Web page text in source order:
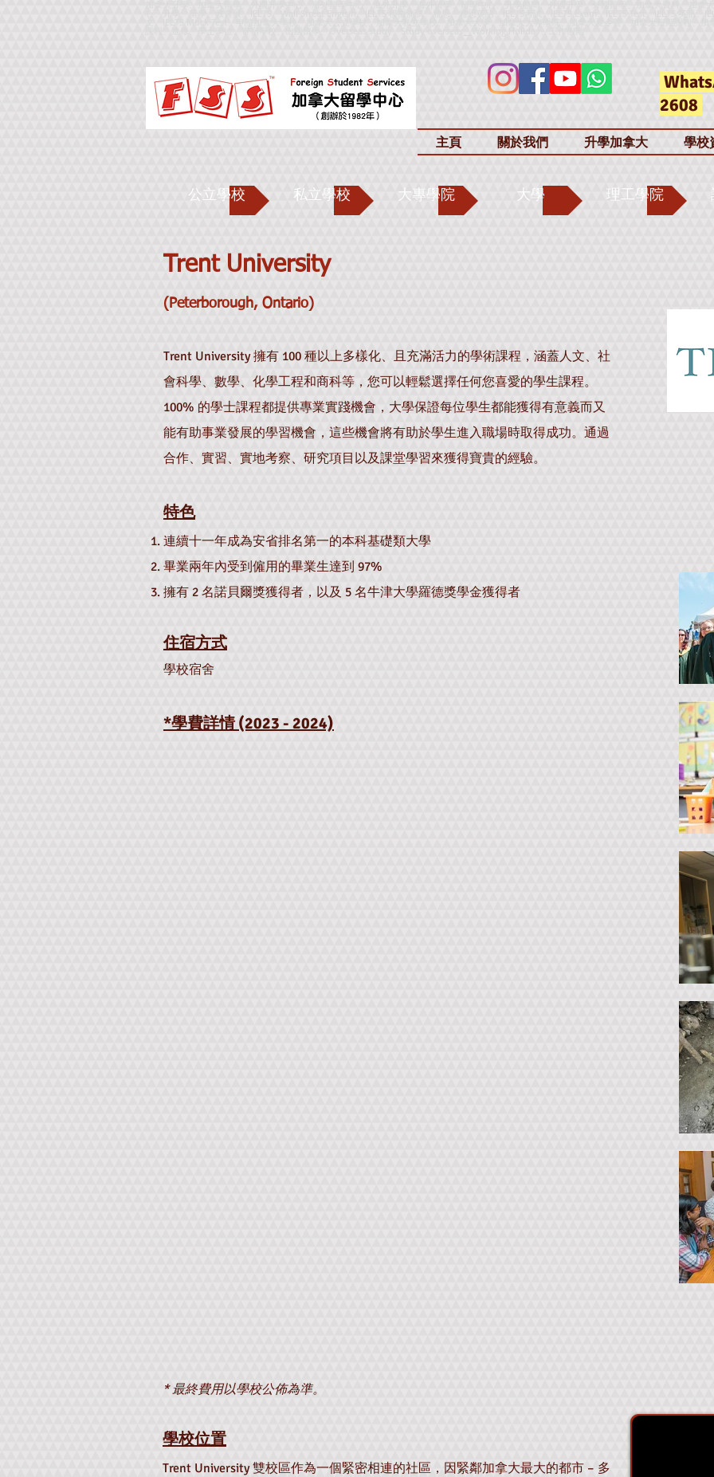
2608
主頁 關於我們 升學加拿大 學校
公立學校 私立學校 大專學院 大學 理工學院
Trent University
(Peterborough,Ontario)
Trent University 擁有 100 種以上多樣化、且充滿活力的學術課程，涵蓋​​​​​​人文、社
會科學、數學、化學工程和商科等，您可以輕鬆選擇任何您喜愛的學生課程。
100% 的學士課程都提供專業實踐機會，大學保證每位學生都能獲得有意義而又
能有助事業發展的學習機會，這些機會將有助於學生進入職場時取得成功。通過
合作、實習、實地考察、研究項目以及課堂學習來獲得寶貴的經驗。
特色
連續十一年成為安省排名第一的本科基礎類大學
畢業兩年內受到僱用的畢業生達到 97%
擁有 2 名諾貝爾獎獲得者，以及 5 名牛津大學羅德獎學金獲得者
住宿方式
學校宿舍
*學費詳情 (2023 - 2024)
* 最終費用以學校公佈為準。
學校位置
Trent University 雙校區作為一個緊密相連的社區，因緊鄰加拿大最大的都市 – 多